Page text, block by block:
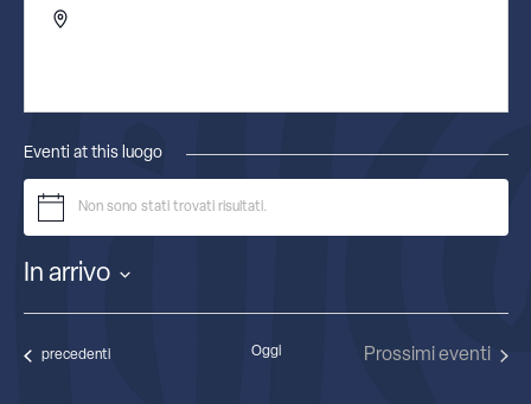
Indirizzo
Eventi at this luogo
Non sono stati trovati risultati.
In arrivo
Eventi
precedenti Oggi Prossimi eventi